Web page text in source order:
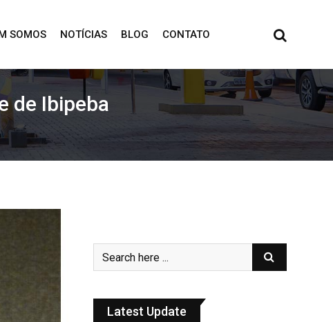
SOMOS NOTÍCIAS BLOG CONTATO
de Ibipeba
Latest Update